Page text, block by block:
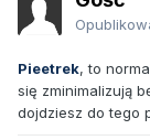
Pieetrek, to
się zminimalizują
dojdziesz do tego